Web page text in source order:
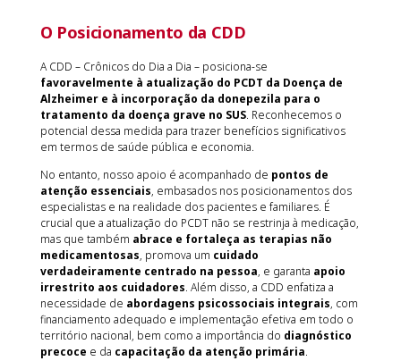
O Posicionamento da CDD
A CDD – Crônicos do Dia a Dia – posiciona-se
favoravelmente à atualização do PCDT da Doença de
Alzheimer e à incorporação da donepezila para o
tratamento da doença grave no SUS. Reconhecemos o
potencial dessa medida para trazer benefícios significativos
em termos de saúde pública e economia.
No entanto, nosso apoio é acompanhado de pontos de
atenção essenciais, embasados nos posicionamentos dos
especialistas e na realidade dos pacientes e familiares. É
crucial que a atualização do PCDT não se restrinja à medicação,
mas que também abrace e fortaleça as terapias não
medicamentosas, promova um cuidado
verdadeiramente centrado na pessoa, e garanta apoio
irrestrito aos cuidadores. Além disso, a CDD enfatiza a
necessidade de abordagens psicossociais integrais, com
financiamento adequado e implementação efetiva em todo o
território nacional, bem como a importância do diagnóstico
precoce e da capacitação da atenção primária.